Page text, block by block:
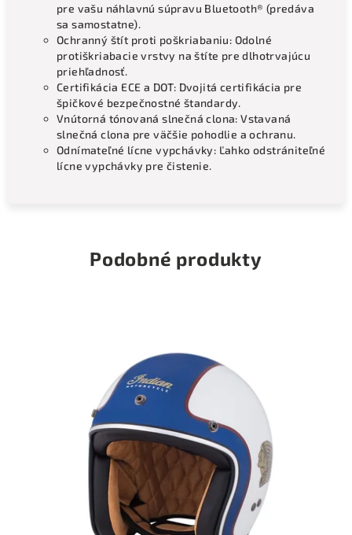
pre vašu náhlavnú súpravu Bluetooth® (predáva
sa samostatne).
Ochranný štít proti poškriabaniu: Odolné
protiškriabacie vrstvy na štíte pre dlhotrvajúcu
priehľadnosť.
Certifikácia ECE a DOT: Dvojitá certifikácia pre
špičkové bezpečnostné štandardy.
Vnútorná tónovaná slnečná clona: Vstavaná
slnečná clona pre väčšie pohodlie a ochranu.
Odnímateľné lícne vypchávky: Ľahko odstrániteľné
lícne vypchávky pre čistenie.
Podobné produkty